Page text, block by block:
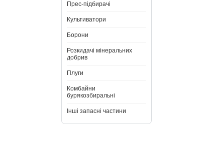
Прес-підбирачі
Культиватори
Борони
Розкидачі мінеральних
добрив
Плуги
Комбайни
бурякозбиральні
Інші запасні частини